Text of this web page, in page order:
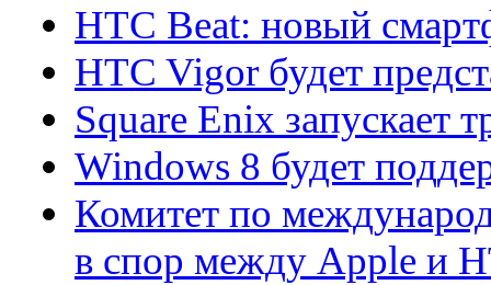
HTC Beat: новый
HTC Vigor будет
Square Enix запускает
Windows 8 будет
Комитет по
в спор между Apple и